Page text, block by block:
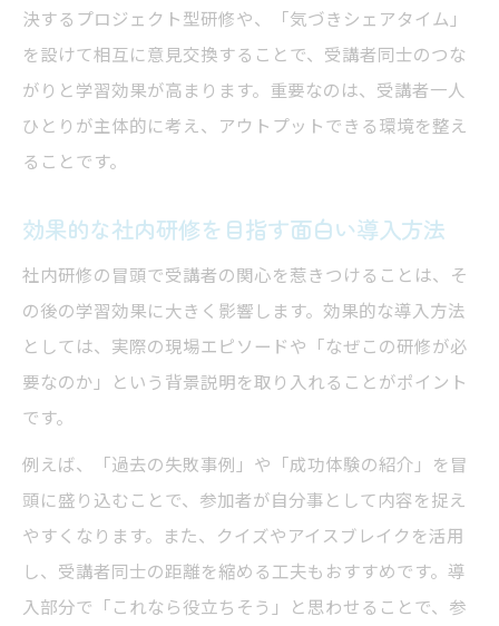
決するプロジェクト型研修や、「気づきシェアタイム」
を設けて相互に意見交換することで、受講者同士のつな
がりと学習効果が高まります。重要なのは、受講者一人
ひとりが主体的に考え、アウトプットできる環境を整え
ることです。
効果的な社内研修を目指す面白い導入方法
社内研修の冒頭で受講者の関心を惹きつけることは、そ
の後の学習効果に大きく影響します。効果的な導入方法
としては、実際の現場エピソードや「なぜこの研修が必
要なのか」という背景説明を取り入れることがポイント
です。
例えば、「過去の失敗事例」や「成功体験の紹介」を冒
頭に盛り込むことで、参加者が自分事として内容を捉え
やすくなります。また、クイズやアイスブレイクを活用
し、受講者同士の距離を縮める工夫もおすすめです。導
入部分で「これなら役立ちそう」と思わせることで、参